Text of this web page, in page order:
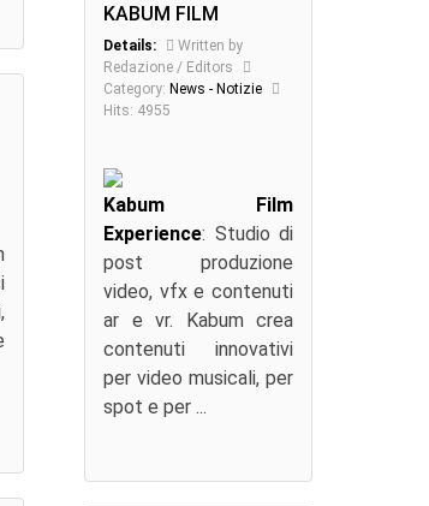
KABUM FILM
Details:
Written by
Redazione / Editors
Category: News - Notizie
Hits: 4955
Kabum Film
Experience: Studio di
post produzione
video, vfx e contenuti
ar e vr. Kabum crea
contenuti innovativi
per video musicali, per
spot e per ...